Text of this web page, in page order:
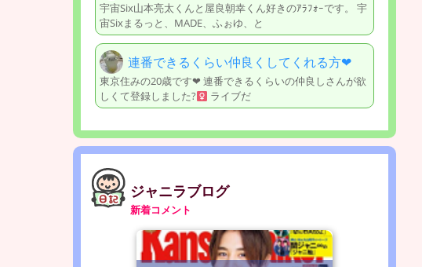
宇宙Six山本亮太くんと屋良朝幸くん好きのｱﾗﾌｫｰです。 宇
宙Sixまるっと、MADE、ふぉゆ、と
連番できるくらい仲良くしてくれる方‪‪❤︎‬
東京住みの20歳です‪‪❤︎‬ 連番できるくらいの仲良しさんが欲
しくて登録しました?‍
ライブだ
ジャニラブログ
新着コメント